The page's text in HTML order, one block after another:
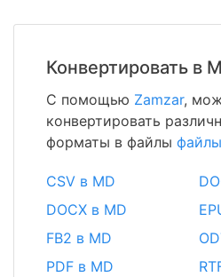
Конвертировать в
С помощью Zamzar,
конвертировать
форматы в файлы
CSV в MD
DOCX в MD
FB2 в MD
PDF в MD